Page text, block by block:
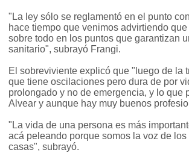
"La ley sólo se reglamentó en el punto
hace tiempo que venimos advirtiendo
sobre todo en los puntos que garantizan
sanitario", subrayó Frangi.
El sobreviviente explicó que "luego de la
que tiene oscilaciones pero dura de por
prolongado y no de emergencia, y lo que
Alvear y aunque hay muy buenos
"La vida de una persona es más
acá peleando porque somos la voz de
casas", subrayó.